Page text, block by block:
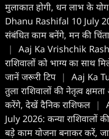
मुलाकात होगी, धन लाभ के
Dhanu Rashifal 10 July
संबंधित काम बनेंगे, मन की
|
Aaj Ka Vrishchik
राशिवालों को भाग्य का साथ
जानें जरूरी टिप |
Aaj Ka
तुला राशिवालों की नेतृत्व
करेंगे, देखें दैनिक राशिफल |
July 2026: कन्या राशिवालों
बड़े काम योजना बनाकर करें,